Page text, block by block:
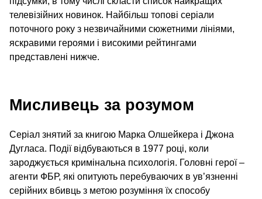
телевізійних новинок. Найбільш топові серіали
поточного року з незвичайними сюжетними лініями,
яскравими героями і високими рейтингами
представлені нижче.
Мисливець за розумом
Серіал знятий за книгою Марка Олшейкера і Джона
Дугласа. Події відбуваються в 1977 році, коли
зароджується кримінальна психологія. Головні герої –
агенти ФБР, які опитують перебуваючих в ув’язненні
серійних вбивць з метою розуміння їх способу